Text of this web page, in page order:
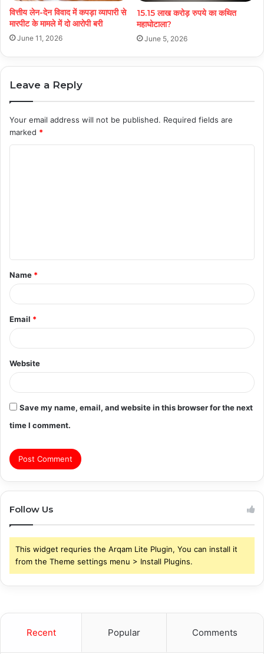
वित्तीय लेन-देन विवाद में कपड़ा व्यापारी से
मारपीट के मामले में दो आरोपी बरी
June 11, 2026
15.15 लाख करोड़ रुपये का कथित
महाघोटाला?
June 5, 2026
Leave a Reply
Your email address will not be published. Required fields are
marked *
t
*
Name *
Email *
Website
Save my name, email, and website in this browser for the next
time I comment.
Follow Us
This widget requries the Arqam Lite Plugin, You can install it
from the Theme settings menu > Install Plugins.
Recent Popular Comments